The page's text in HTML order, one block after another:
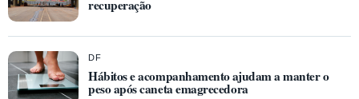
recuperação
DF
Hábitos e acompanhamento ajudam a manter o
peso após caneta emagrecedora